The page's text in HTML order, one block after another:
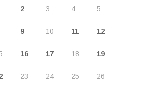
2 3 4 5
9 10 11 12
16 17 18 19
23 24 25 26